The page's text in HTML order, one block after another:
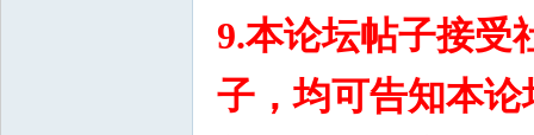
9.本论坛帖子接受
子，均可告知本